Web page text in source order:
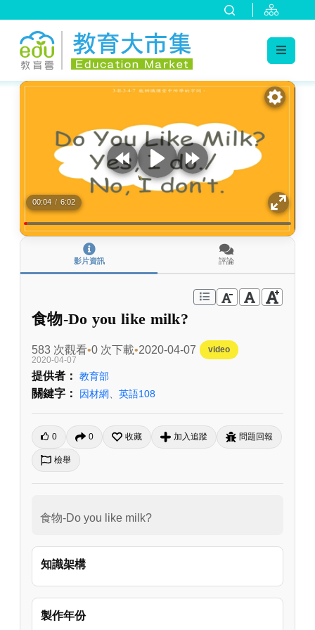
:::
00:04 / 6:02
影片資訊 評論
食物-Do you like milk?
583 次觀看 0 次下載 2020-04-07
video
2020-04-07
提供者： 教育部
關鍵字： 因材網 英語108
0 0 收藏 加入追蹤 問題回報
檢舉
食物-Do you like milk?
知識架構
製作年份